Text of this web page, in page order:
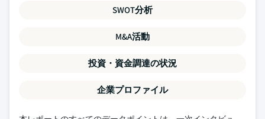
SWOT分析
M&A活動
投資・資金調達の状況
企業プロファイル